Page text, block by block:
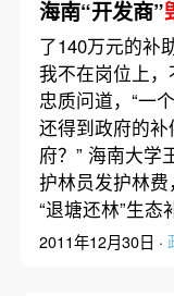
海南“开发商”
了140万元的补
我不在岗位上
忠质问道，“一个
还得到政府的
府？” 海南大学
护林员发护林
“退塘还林”生
2011年12月30日 ·